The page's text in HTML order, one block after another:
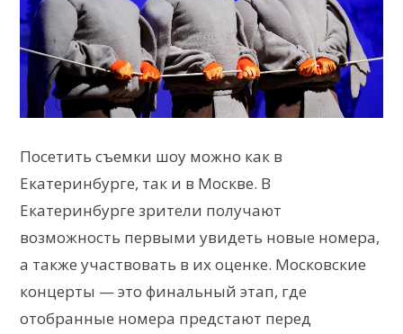
Посетить съемки шоу можно как в
Екатеринбурге, так и в Москве. В
Екатеринбурге зрители получают
возможность первыми увидеть новые номера,
а также участвовать в их оценке. Московские
концерты — это финальный этап, где
отобранные номера предстают перед